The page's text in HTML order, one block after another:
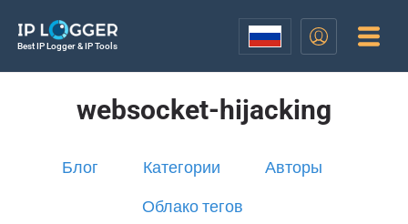
Best IP Logger & IP Tools
websocket-hijacking
Блог Категории Авторы
Облако тегов